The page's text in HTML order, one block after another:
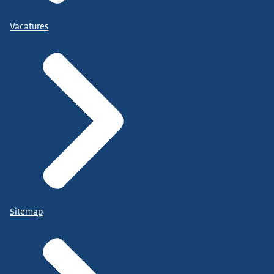
Vacatures
Sitemap